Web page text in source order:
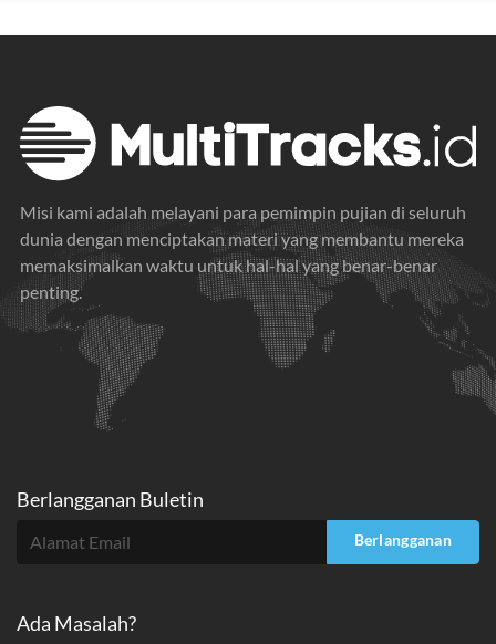
Misi kami adalah melayani para pemimpin pujian di seluruh
dunia dengan menciptakan materi yang membantu mereka
memaksimalkan waktu untuk hal-hal yang benar-benar
penting.
Berlangganan Buletin
Berlangganan
Ada Masalah?